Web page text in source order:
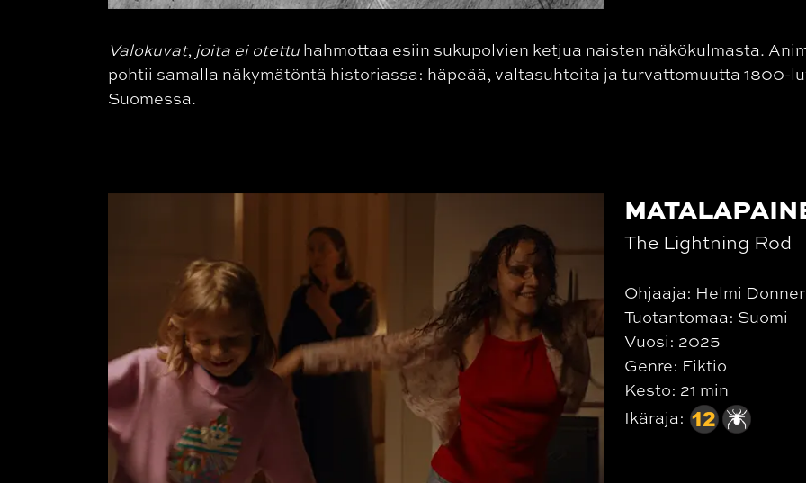
Valokuvat, joita ei otettu hahmottaa esiin sukupolvien ketjua naisten näkökulmasta.
pohtii samalla näkymätöntä historiassa: häpeää, valtasuhteita ja turvattomuutta 1800-
Suomessa.
The Lightning Rod
Ohjaaja: Helmi Donner
Tuotantomaa: Suomi
Vuosi: 2025
Genre: Fiktio
Kesto: 21 min
Ikäraja: